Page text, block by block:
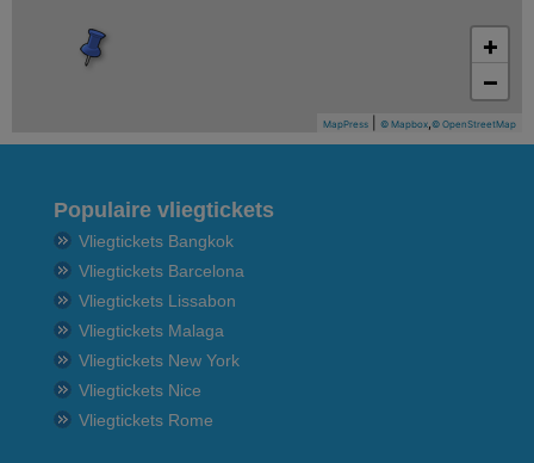
+
−
MapPress © Mapbox © OpenStreetMap
Populaire vliegtickets
Vliegtickets Bangkok
Vliegtickets Barcelona
Vliegtickets Lissabon
Vliegtickets Malaga
Vliegtickets New York
Vliegtickets Nice
Vliegtickets Rome